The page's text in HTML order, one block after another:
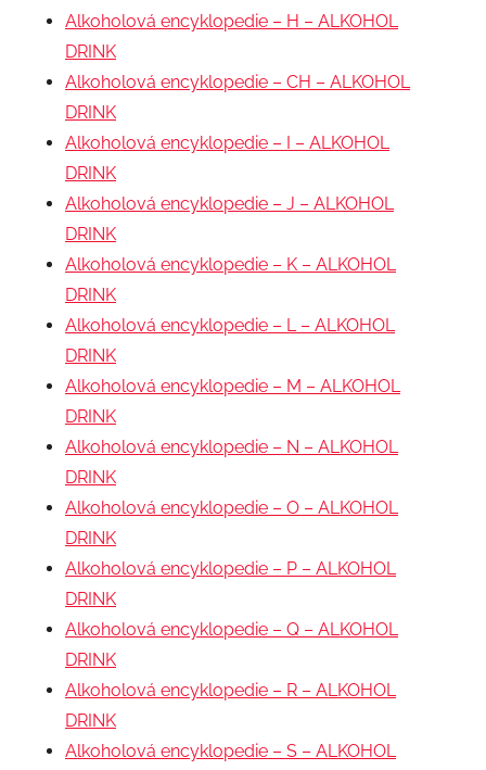
Alkoholová encyklopedie – H – ALKOHOL
DRINK
Alkoholová encyklopedie – CH – ALKOHOL
DRINK
Alkoholová encyklopedie – I – ALKOHOL
DRINK
Alkoholová encyklopedie – J – ALKOHOL
DRINK
Alkoholová encyklopedie – K – ALKOHOL
DRINK
Alkoholová encyklopedie – L – ALKOHOL
DRINK
Alkoholová encyklopedie – M – ALKOHOL
DRINK
Alkoholová encyklopedie – N – ALKOHOL
DRINK
Alkoholová encyklopedie – O – ALKOHOL
DRINK
Alkoholová encyklopedie – P – ALKOHOL
DRINK
Alkoholová encyklopedie – Q – ALKOHOL
DRINK
Alkoholová encyklopedie – R – ALKOHOL
DRINK
Alkoholová encyklopedie – S – ALKOHOL